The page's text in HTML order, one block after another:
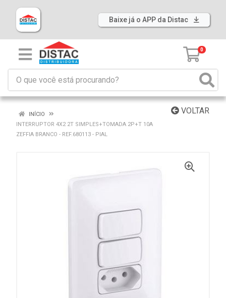
Baixe já o APP da Distac
0
VOLTAR
INÍCIO
INTERRUPTOR 4X2 2T SIMPLES+TOMADA 2P+T 10A
ZEFFIA BRANCO - REF.680113 - PIAL